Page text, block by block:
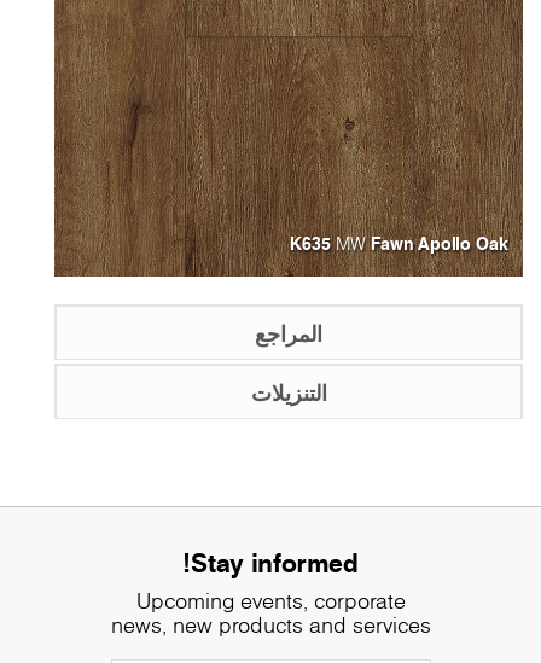
K635MWFawn Apollo Oak
المراجع
التنزيلات
Stay informed!
Upcoming events, corporate
news, new products and services